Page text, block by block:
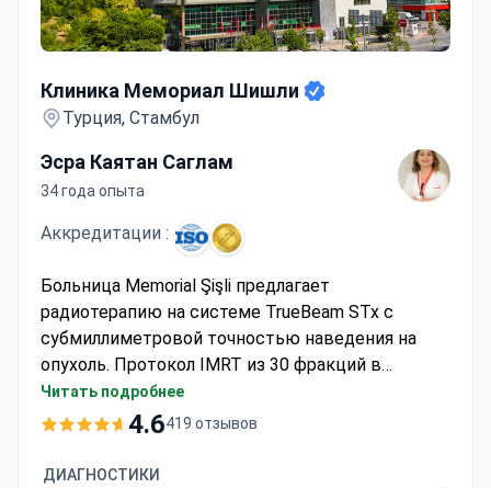
Клиника Мемориал Шишли
Турция, Стамбул
Эсра Каятан Саглам
34 года опыта
Аккредитации :
Больница Memorial Şişli предлагает
радиотерапию на системе TrueBeam STx с
субмиллиметровой точностью наведения на
опухоль. Протокол IMRT из 30 фракций в
сочетании с химиотерапией препаратом Temodal
может стоить около $7 250 — обычно эта сумма
трансферы. В качестве альтернативы, курс SRS
Читать подробнее
4.6419 отзывов
ДИАГНОСТИКИ